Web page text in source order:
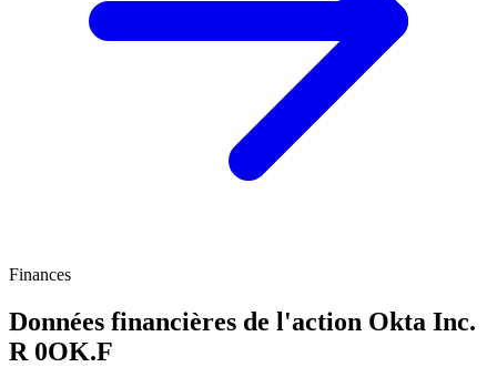
Finances
Données financières de l'action Okta Inc.
R 0OK.F